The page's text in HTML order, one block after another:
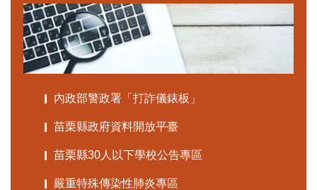
內政部警政署「打詐儀錶板」
苗栗縣政府資料開放平臺
苗栗縣30人以下學校公告專區
嚴重特殊傳染性肺炎專區